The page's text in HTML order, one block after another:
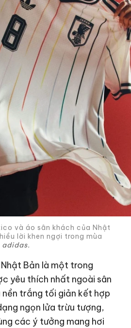
và áo sân khách của Nhật
lời khen ngợi trong mùa
adidas.
Bản là một trong
yêu thích nhất ngoài sân
nền trắng tối giản kết hợp
ngọn lửa trừu tượng,
các ý tưởng mang hơi